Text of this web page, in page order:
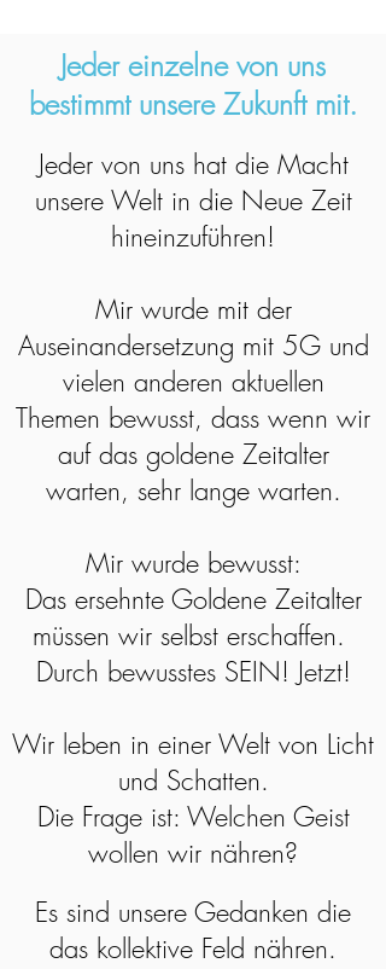
Jeder einzelne von uns
bestimmt unsere Zukunft mit.
Jeder von uns hat die Macht
unsere Welt in die Neue Zeit
hineinzuführen!
Mir wurde mit der
Auseinandersetzung mit 5G und
vielen anderen aktuellen
Themen bewusst, dass wenn wir
auf das goldene Zeitalter
warten, sehr lange warten.
Mir wurde bewusst:
Das ersehnte Goldene Zeitalter
müssen wir selbst erschaffen.
Durch bewusstes SEIN! Jetzt!
Wir leben in einer Welt von Licht
und Schatten.
Die Frage ist: Welchen Geist
wollen wir nähren?
Es sind unsere Gedanken die
das kollektive Feld nähren.